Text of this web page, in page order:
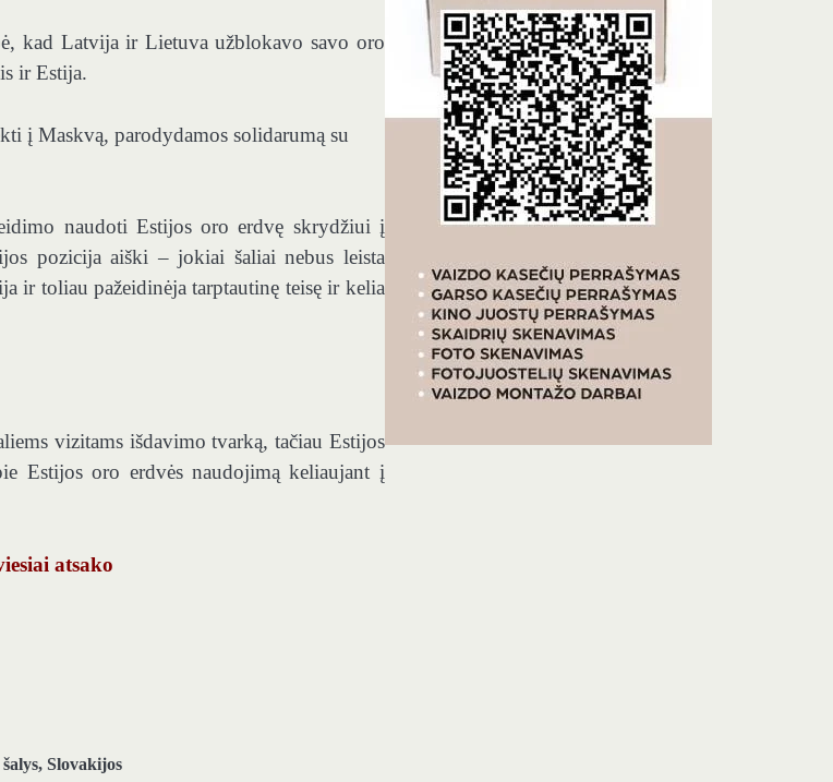
kad Latvija ir Lietuva užblokavo savo oro
ir Estija.
į Maskvą, parodydamos solidarumą su
naudoti Estijos oro erdvę skrydžiui į
pozicija aiški – jokiai šaliai nebus leista
ir toliau pažeidinėja tarptautinę teisę ir kelia
vizitams išdavimo tvarką, tačiau Estijos
Estijos oro erdvės naudojimą keliaujant į
atsako
šalys, Slovakijos